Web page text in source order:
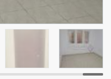
اسم الوسيط
NILOOFAR ABBAS VAKIL